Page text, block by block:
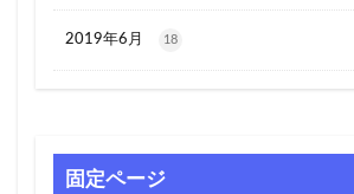
2019年6月 18
固定ページ